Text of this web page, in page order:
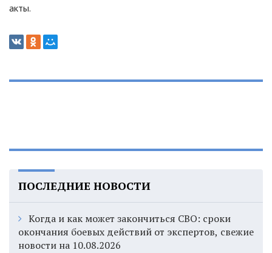
акты.
ПОСЛЕДНИЕ НОВОСТИ
Когда и как может закончиться СВО: сроки
окончания боевых действий от экспертов, свежие
новости на 10.08.2026